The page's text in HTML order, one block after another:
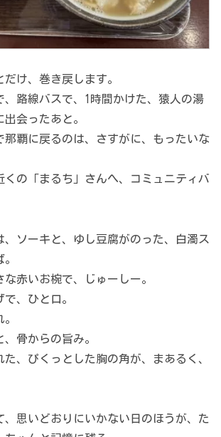
け、巻き戻します。
、路線バスで、1時間かけた、猿人の湯
会ったあと。
那覇に戻るのは、さすがに、もったいな
くの「まるち」さんへ、コミュニティバ
、ソーキと、ゆし豆腐がのった、白濁ス
赤いお椀で、じゅーしー。
、ひと口。
骨からの旨み。
、ぴくっとした胸の角が、まあるく、
、思いどおりにいかない日のほうが、た